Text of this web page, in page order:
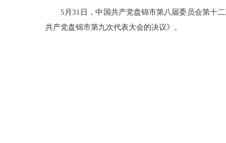
5月31日，中国共产党盘锦市第八届委员会第十
共产党盘锦市第九次代表大会的决议》。